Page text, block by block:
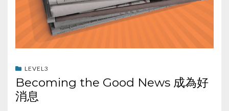
LEVEL3
Becoming the Good News 成為好
消息